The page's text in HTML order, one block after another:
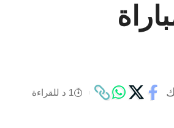
1 د للقراءة